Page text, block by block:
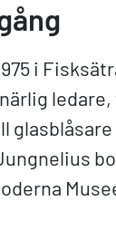
i
glasblåsare